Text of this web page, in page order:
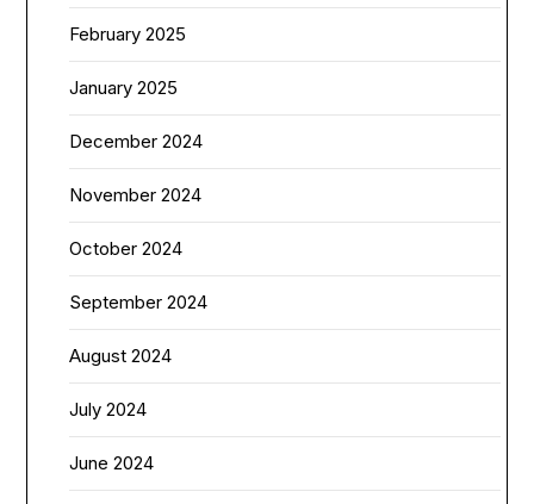
February 2025
January 2025
December 2024
November 2024
October 2024
September 2024
August 2024
July 2024
June 2024